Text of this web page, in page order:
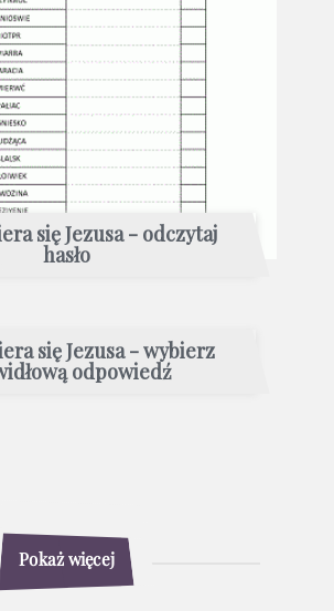
się Jezusa - odczytaj
hasło
się Jezusa - wybierz
odpowiedź
Pokaż więcej